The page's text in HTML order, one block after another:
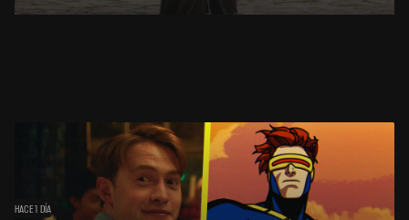
HACE 1 DÍA